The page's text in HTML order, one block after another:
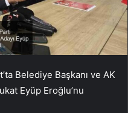
Belediye Başkanı ve AK
Eyüp Eroğlu’nu